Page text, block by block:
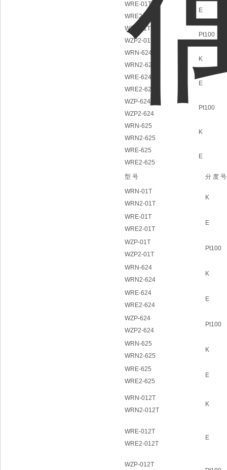
WRE-01T
WRE2-01T
E
WZP-01T
WZP2-01T
Pt100
WRN-624
WRN2-624
K
WRE-624
WRE2-624
E
WZP-624
WZP2-624
Pt100
WRN-625
WRN2-625
K
WRE-625
WRE2-625
E
型 号 分 度 号
WRN-01T
WRN2-01T
K
WRE-01T
WRE2-01T
E
WZP-01T
WZP2-01T
Pt100
WRN-624
WRN2-624
K
WRE-624
WRE2-624
E
WZP-624
WZP2-624
Pt100
WRN-625
WRN2-625
K
WRE-625
WRE2-625
E
WRN-012T
WRN2-012T
K
WRE-012T
WRE2-012T
E
WZP-012T